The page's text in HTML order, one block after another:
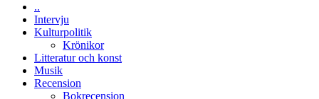
..
Intervju
Kulturpolitik
Krönikor
Litteratur och konst
Musik
Recension
Bokrecension